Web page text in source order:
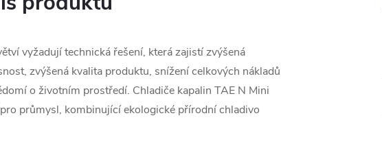
vyžadují technická řešení, která zajistí zvýšená
zvýšená kvalita produktu, snížení celkových nákladů
o životním prostředí. Chladiče kapalin TAE N Mini
průmysl, kombinující ekologické přírodní chladivo